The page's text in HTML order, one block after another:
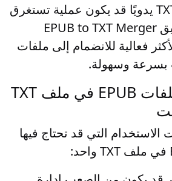
ملفات EPUB في TXT يدويًا قد يكون عملية تستغرق
وقتًا طويلاً. يعد تطبيق EPUB to TXT Merger
فعالية للانضمام إلى ملفات
قم بدمج عدة ملفات EPUB في ملف TXT
التي قد تحتاج فيها